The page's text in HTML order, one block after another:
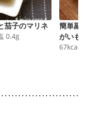
茄子のマリネ
0.4g
簡単副
がいも
67kcal